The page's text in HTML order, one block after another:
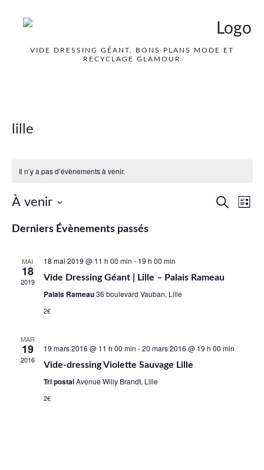
VIDE DRESSING GÉANT, BONS PLANS MODE ET
RECYCLAGE GLAMOUR
lille
Il n’y a pas d’évènements à venir.
Recherche
Liste
À venir
une
Derniers Évènements passés
MAI
18
2019
18 mai 2019 @ 11 h 00 min - 19 h 00 min
Vide Dressing Géant | Lille – Palais Rameau
Palais Rameau36 boulevard Vauban, Lille
2€
MAR
19
2016
19 mars 2016 @ 11 h 00 min -20 mars 2016 @ 19 h 00 min
Vide-dressing Violette Sauvage Lille
Tri postalAvenue Willy Brandt, Lille
2€